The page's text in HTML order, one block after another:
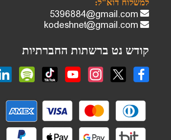
למשלוח דוא"ל:
קודש נט ברשתות החברתיות